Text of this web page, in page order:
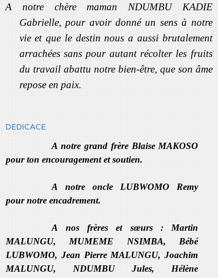
A notre chère maman NDUMBU KADIE
Gabrielle, pour avoir donné un sens à notre
vie et que le destin nous a aussi brutalement
arrachées sans pour autant récolter les fruits
du travail abattu notre bien-être, que son âme
repose en paix.
DEDICACE
A notre grand frère Blaise MAKOSO
pour ton encouragement et soutien.
A notre oncle LUBWOMO Remy
pour notre encadrement.
A nos frères et sœurs : Martin
MALUNGU, MUMEME NSIMBA, Bébé
LUBWOMO, Jean Pierre MALUNGU, Joachim
MALUNGU, NDUMBU Jules, Hélène